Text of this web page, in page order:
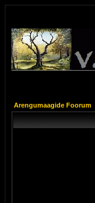
Arengumaagide Foorum